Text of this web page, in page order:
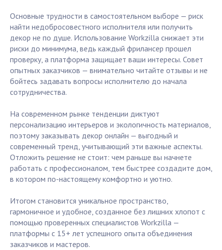
Основные трудности в самостоятельном выборе — риск
найти недобросовестного исполнителя или получить
декор не по душе. Использование Workzilla снижает эти
риски до минимума, ведь каждый фрилансер прошел
проверку, а платформа защищает ваши интересы. Совет
опытных заказчиков — внимательно читайте отзывы и не
бойтесь задавать вопросы исполнителю до начала
сотрудничества.
На современном рынке тенденции диктуют
персонализацию интерьеров и экологичность материалов,
поэтому заказывать декор онлайн — выгодный и
современный тренд, учитывающий эти важные аспекты.
Отложить решение не стоит: чем раньше вы начнете
работать с профессионалом, тем быстрее создадите дом,
в котором по-настоящему комфортно и уютно.
Итогом становится уникальное пространство,
гармоничное и удобное, созданное без лишних хлопот с
помощью проверенных специалистов Workzilla —
платформы с 15+ лет успешного опыта объединения
заказчиков и мастеров.